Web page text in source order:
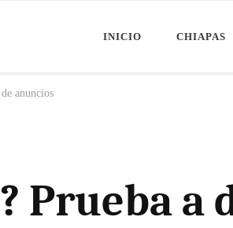
INICIO CHIAPAS
anuncios
Prueba a